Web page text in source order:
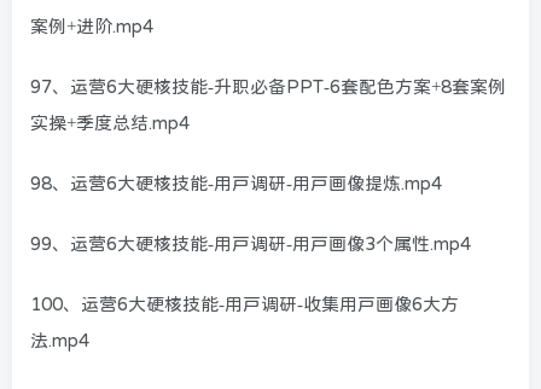
案例+进阶.mp4
97、运营6大硬核技能-升职必备PPT-6套配色方案+8套案例
实操+季度总结.mp4
98、运营6大硬核技能-用户调研-用户画像提炼.mp4
99、运营6大硬核技能-用户调研-用户画像3个属性.mp4
100、运营6大硬核技能-用户调研-收集用户画像6大方
法.mp4